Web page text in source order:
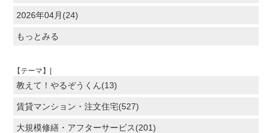
2026年04月(24)
もっとみる
【テーマ】|
教えて！やるぞうくん(13)
賃貸マンション・注文住宅(527)
大規模修繕・アフターサービス(201)